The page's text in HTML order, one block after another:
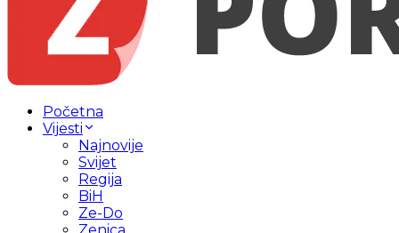
Početna
Vijesti
Najnovije
Svijet
Regija
BiH
Ze-Do